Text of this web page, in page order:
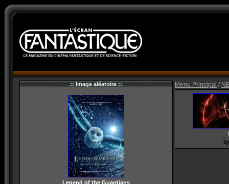
:: Image aléatoire ::
Legend of the Guardians
Menu Principal /